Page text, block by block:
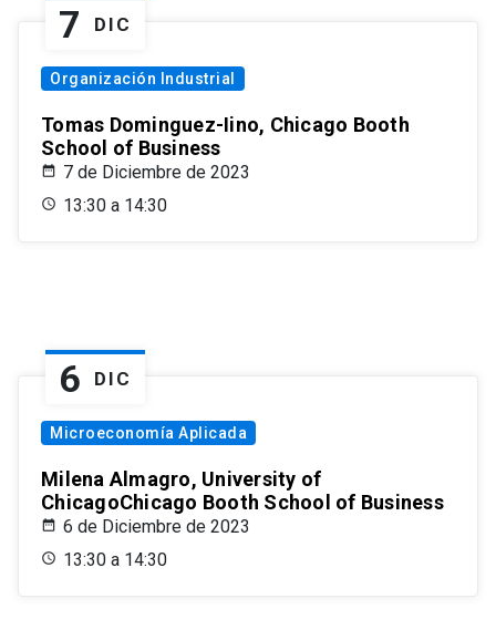
7 DIC
Organización Industrial
Tomas Dominguez-Iino, Chicago Booth
School of Business
7 de Diciembre de 2023
13:30 a 14:30
6 DIC
Microeconomía Aplicada
Milena Almagro, University of
ChicagoChicago Booth School of Business
6 de Diciembre de 2023
13:30 a 14:30